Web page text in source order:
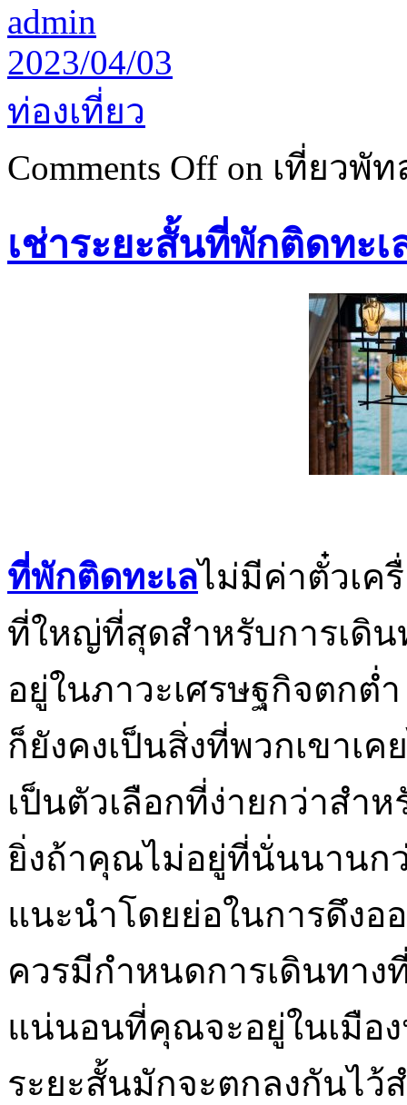
admin
2023/04/03
ท่องเที่ยว
Comments Off on เที่ยวพั
เช่าระยะสั้นที่พักติดทะ
ที่พักติดทะเลไม่มีค่าตั๋วเค
ที่ใหญ่ที่สุดสำหรับการเดิ
อยู่ในภาวะเศรษฐกิจตกต่
ก็ยังคงเป็นสิ่งที่พวกเขาเ
เป็นตัวเลือกที่ง่ายกว่าสำ
ยิ่งถ้าคุณไม่อยู่ที่นั่นนานก
แนะนำโดยย่อในการดึง
ควรมีกำหนดการเดินทาง
แน่นอนที่คุณจะอยู่ในเมือ
ระยะสั้นมักจะตกลงกันไว้